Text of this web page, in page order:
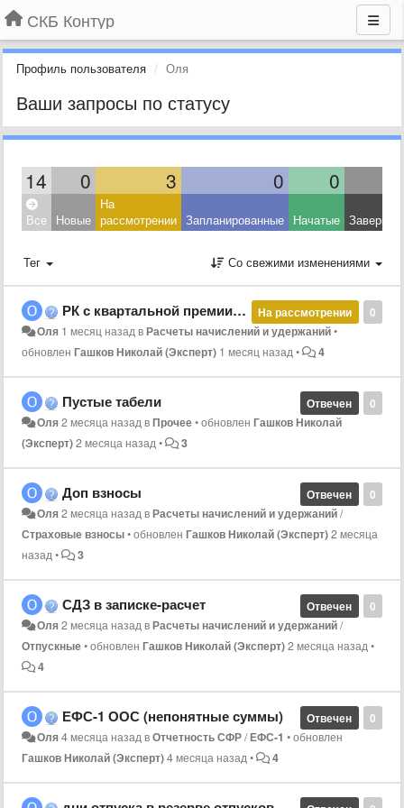
СКБ Контур
Профиль пользователя Оля
Ваши запросы по статусу
14 0 3 0 0
Все Новые
На
рассмотрении Запланированные Начатые
Тег Со свежими изменениями
0
На рассмотрении
РК с квартальной премии при расчете среднего
Оля 1 месяц назадвРасчеты начислений и удержаний•
обновлен Гашков Николай (Эксперт) 1 месяц назад• 4
0
Отвечен
Пустые табели
Оля2 месяца назадвПрочее•обновленГашков Николай
(Эксперт)2 месяца назад• 3
0
Отвечен
Доп взносы
Оля2 месяца назадвРасчеты начислений и удержаний/
Страховые взносы•обновлен Гашков Николай (Эксперт)2 месяца
назад• 3
0
Отвечен
СДЗ в записке-расчет
Оля2 месяца назадвРасчеты начислений и удержаний/
Отпускные•обновлен Гашков Николай (Эксперт)2 месяца назад•
4
0
Отвечен
ЕФС-1 ООС (непонятные суммы)
Оля4 месяца назадвОтчетность СФР/ЕФС-1 •обновлен
Гашков Николай (Эксперт)4 месяца назад• 4